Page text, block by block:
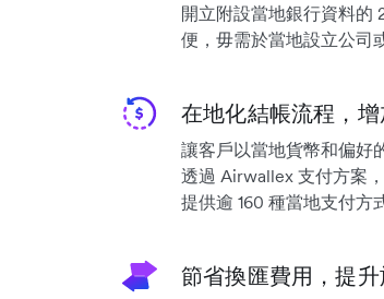
開立附設當地銀行資料的
便，毋需於當地設立公司
在地化結帳流程，
讓客戶以當地貨幣和偏好
透過 Airwallex 支付方案
提供逾 160 種當地支付方
節省換匯費用，提